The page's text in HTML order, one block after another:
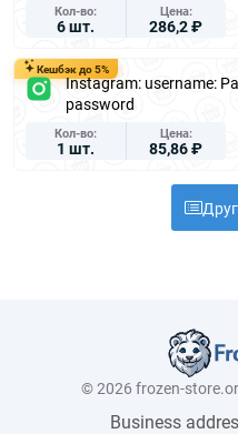
Кол-во
6 шт.
Цена
286,2 ₽
Кешбэк до 5%
Instagram: username:
password
Кол-во
1 шт.
Цена
85,86 ₽
© 2026 frozen-
Business